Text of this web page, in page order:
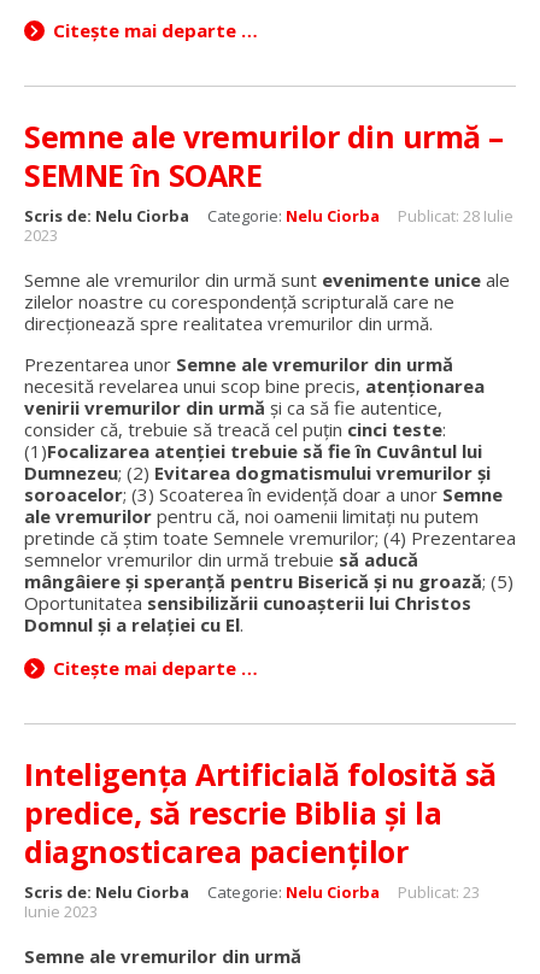
Citește mai departe …
Semne ale vremurilor din urmă –
SEMNE în SOARE
Scris de: Nelu Ciorba Categorie: Nelu Ciorba
Publicat: 28 Iulie
2023
Semne ale vremurilor din urmă sunt evenimente unice ale
zilelor noastre cu corespondență scripturală care ne
direcționează spre realitatea vremurilor din urmă.
Prezentarea unor Semne ale vremurilor din urmă
necesită revelarea unui scop bine precis, atenționarea
venirii vremurilor din urmă și ca să fie autentice,
consider că, trebuie să treacă cel puțin cinci teste:
(1)Focalizarea atenției trebuie să fie în Cuvântul lui
Dumnezeu; (2) Evitarea dogmatismului vremurilor și
soroacelor; (3) Scoaterea în evidență doar a unor Semne
ale vremurilor pentru că, noi oamenii limitați nu putem
pretinde că știm toate Semnele vremurilor; (4) Prezentarea
semnelor vremurilor din urmă trebuie să aducă
mângâiere și speranță pentru Biserică și nu groază; (5)
Oportunitatea sensibilizării cunoașterii lui Christos
Domnul și a relației cu El.
Citește mai departe …
Inteligența Artificială folosită să
predice, să rescrie Biblia și la
diagnosticarea pacienților
Scris de: Nelu Ciorba Categorie: Nelu Ciorba
Publicat: 23
Iunie 2023
Semne ale vremurilor din urmă